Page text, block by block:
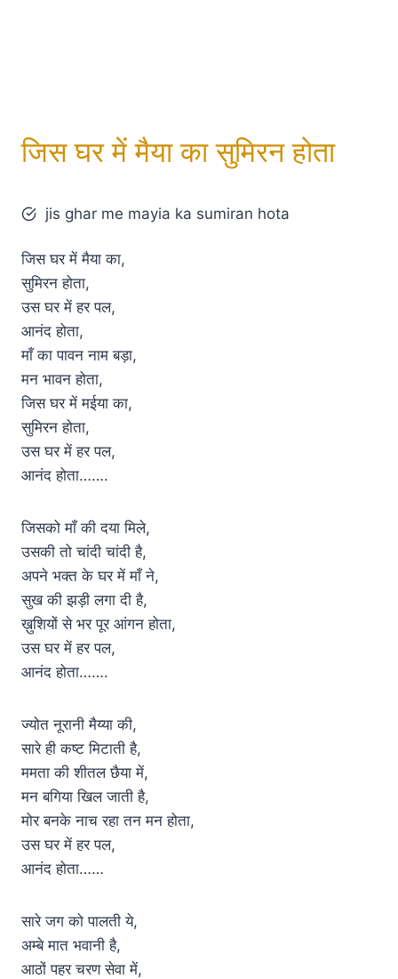
जिस घर में मैया का सुमिरन होता
jis ghar me mayia ka sumiran hota
जिस घर में मैया का,
सुमिरन होता,
उस घर में हर पल,
आनंद होता,
माँ का पावन नाम बड़ा,
मन भावन होता,
जिस घर में मईया का,
सुमिरन होता,
उस घर में हर पल,
आनंद होता…….
जिसको माँ की दया मिले,
उसकी तो चांदी चांदी है,
अपने भक्त के घर में माँ ने,
सुख की झड़ी लगा दी है,
ख़ुशियों से भर पूर आंगन होता,
उस घर में हर पल,
आनंद होता…….
ज्योत नूरानी मैय्या की,
सारे ही कष्ट मिटाती है,
ममता की शीतल छैया में,
मन बगिया खिल जाती है,
मोर बनके नाच रहा तन मन होता,
उस घर में हर पल,
आनंद होता……
सारे जग को पालती ये,
अम्बे मात भवानी है,
आठों पहर चरण सेवा में,